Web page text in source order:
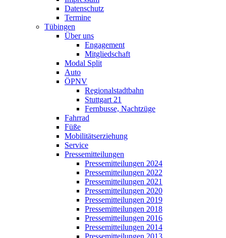
Datenschutz
Termine
Tübingen
Über uns
Engagement
Mitgliedschaft
Modal Split
Auto
ÖPNV
Regionalstadtbahn
Stuttgart 21
Fernbusse, Nachtzüge
Fahrrad
Füße
Mobilitätserziehung
Service
Pressemitteilungen
Pressemitteilungen 2024
Pressemitteilungen 2022
Pressemitteilungen 2021
Pressemitteilungen 2020
Pressemitteilungen 2019
Pressemitteilungen 2018
Pressemitteilungen 2016
Pressemitteilungen 2014
Pressemitteilungen 2013